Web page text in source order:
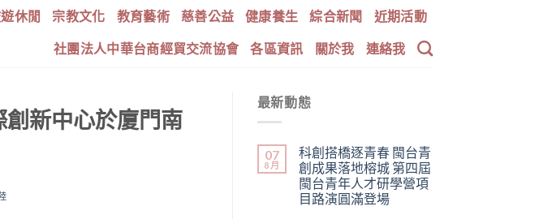
休閒 宗教文化 教育藝術 慈善公益 健康養生 綜合新聞 近期活動
社團法人中華台商經貿交流協會 各區資訊 關於我 連絡我
新中心於廈門南
最新動態
07
8 月
科創搭橋逐青春 閩台青
創成果落地榕城 第四屆
閩台青年人才研學營項
目路演圓滿登場